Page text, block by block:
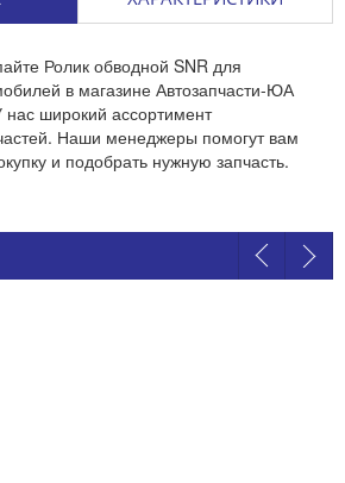
Ролик обводной SNR для
в магазине Автозапчасти-ЮА
широкий ассортимент
Наши менеджеры помогут вам
и подобрать нужную запчасть.